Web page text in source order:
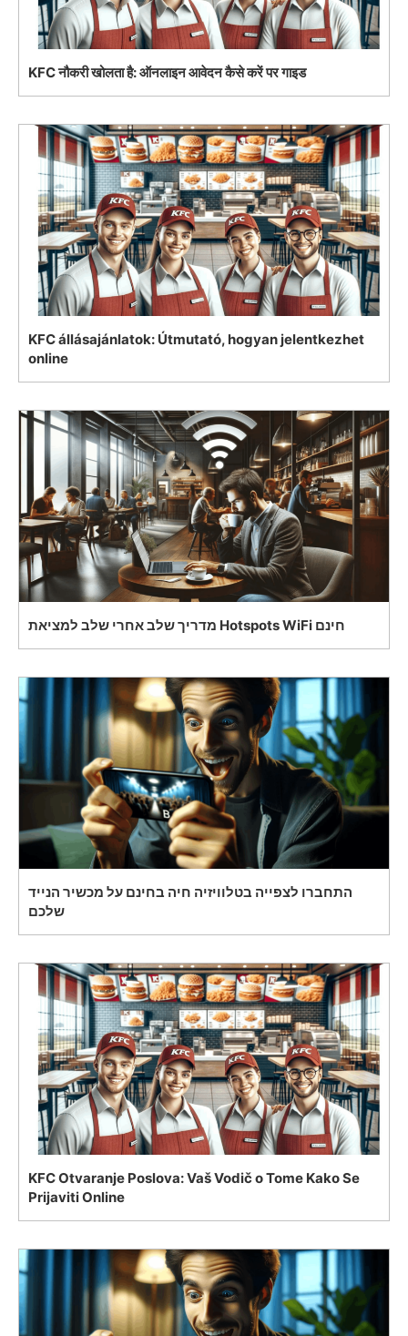
KFC नौकरी खोलता है: ऑनलाइन आवेदन कैसे करें पर गाइड
KFC állásajánlatok: Útmutató, hogyan jelentkezhet
online
מדריך שלב אחרי שלב למציאת Hotspots WiFi חינם
התחברו לצפייה בטלוויזיה חיה בחינם על מכשיר הנייד
שלכם
KFC Otvaranje Poslova: Vaš Vodič o Tome Kako Se
Prijaviti Online